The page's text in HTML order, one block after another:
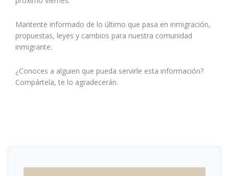
Mantente informado de lo último que pasa en inmigración,
propuestas, leyes y cambios para nuestra comunidad
inmigrante.
¿Conoces a alguien que pueda servirle esta información?
Compártela, te lo agradecerán.